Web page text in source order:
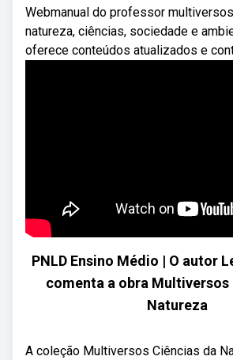
Webmanual do professor
natureza, ciências, sociedade e
oferece conteúdos atualizados e
PNLD Ensino Médio | O autor
comenta a obra Multiversos
Natureza
A coleção Multiversos Ciências da